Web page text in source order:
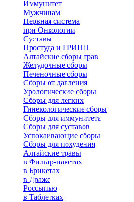
Иммунитет
Мужчинам
Нервная система
при Онкологии
Суставы
Простуда и ГРИПП
Алтайские сборы трав
Желудочные сборы
Печеночные сборы
Сборы от давления
Урологические сборы
Сборы для легких
Гинекологические сборы
Сборы для иммунитета
Сборы для суставов
Успокаивающие сборы
Сборы для похудения
Алтайские травы
в Фильтр-пакетах
в Брикетах
в Драже
Россыпью
в Таблетках